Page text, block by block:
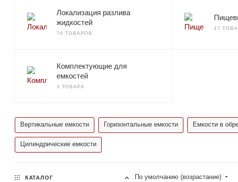
Локализация разлива
жидкостей
76 ТОВАРОВ
17
Комплектующие для
емкостей
3 ТОВАРА
Вертикальные емкости Горизонтальные емкости Емкости в
Цилиндрические емкости
По умолчанию (возрастание)
КАТАЛОГ